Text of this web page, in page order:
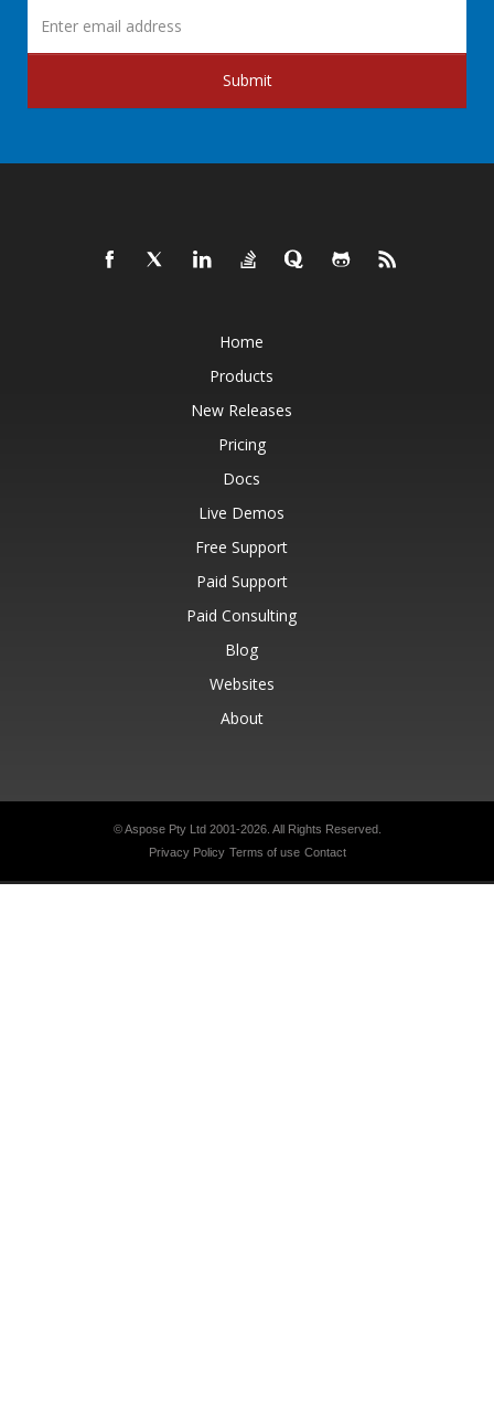
Submit
Home
Products
New Releases
Pricing
Docs
Live Demos
Free Support
Paid Support
Paid Consulting
Blog
Websites
About
© Aspose Pty Ltd 2001-2026. All Rights Reserved.
Privacy Policy Terms of use Contact